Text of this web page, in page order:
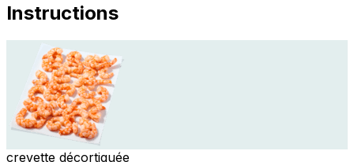
Instructions
crevette décortiquée